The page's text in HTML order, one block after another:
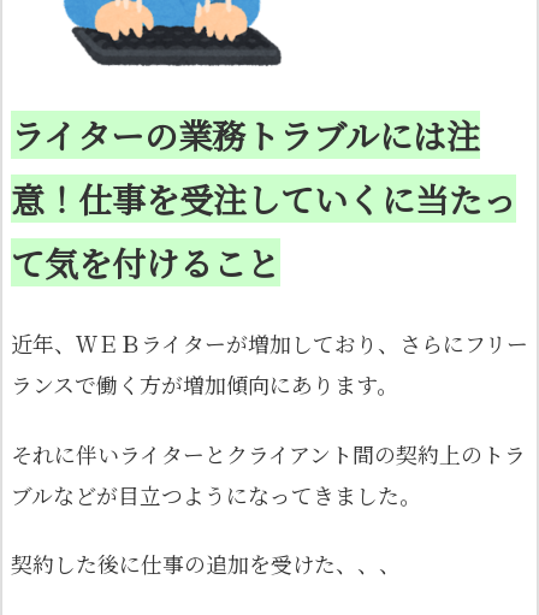
ライターの業務トラブルには注
意！仕事を受注していくに当たっ
て気を付けること
近年、ＷＥＢライターが増加しており、さらにフリー
ランスで働く方が増加傾向にあります。
それに伴いライターとクライアント間の契約上のトラ
ブルなどが目立つようになってきました。
契約した後に仕事の追加を受けた、、、